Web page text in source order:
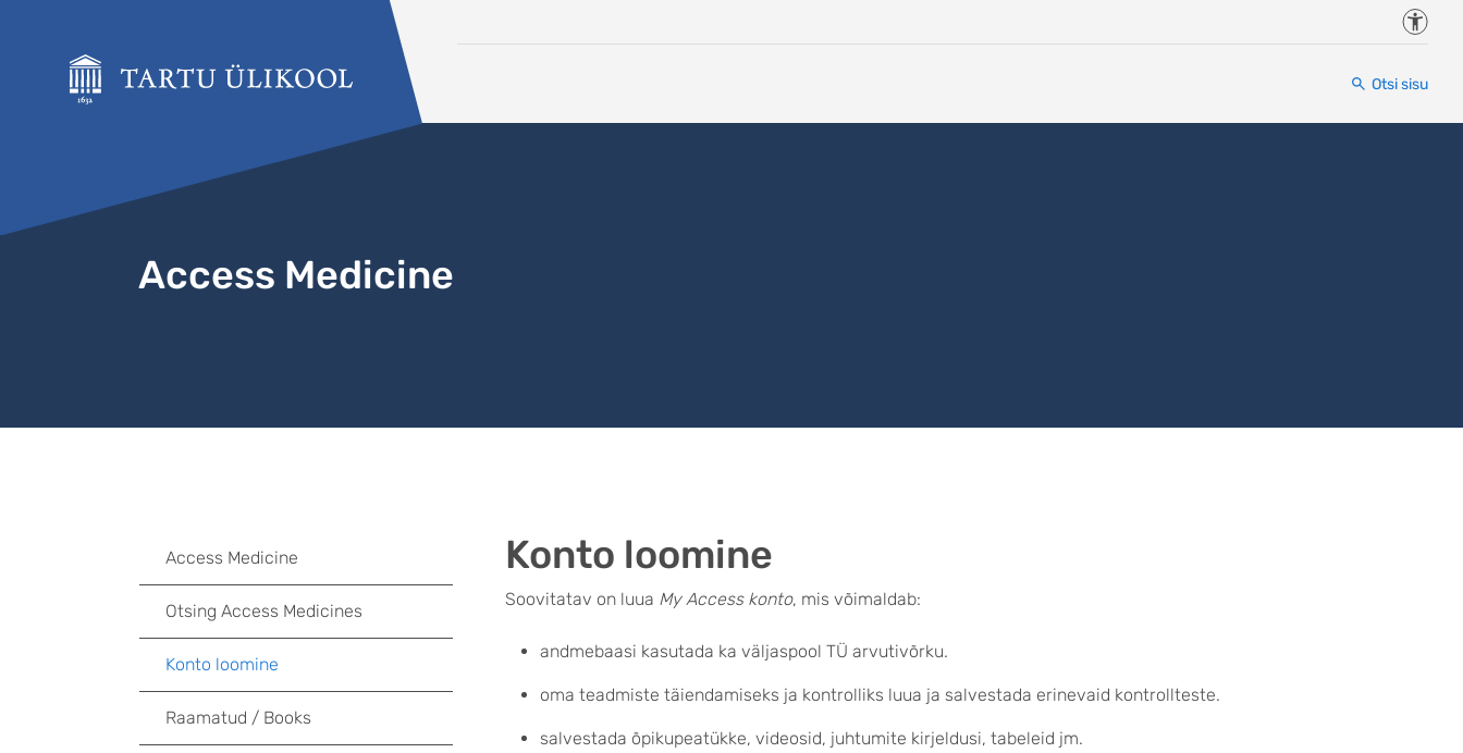
Otsi sisu
Access Medicine
Konto loomine
Soovitatav on luua My Access konto, mis võimaldab:
andmebaasi kasutada ka väljaspool TÜ arvutivõrku.
oma teadmiste täiendamiseks ja kontrolliks luua ja salvestada erinevaid kontrollteste.
salvestada õpikupeatükke, videosid, juhtumite kirjeldusi, tabeleid jm.
Access Medicine
Otsing Access Medicines
Konto loomine
Raamatud / Books